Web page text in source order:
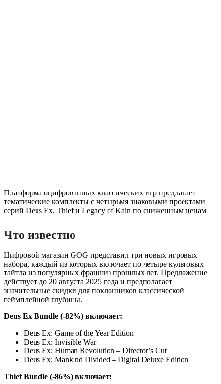
Платформа оцифрованных классических игр предлагает
тематические комплекты с четырьмя знаковыми проектами
серий Deus Ex, Thief и Legacy of Kain по сниженным ценам
Что известно
Цифровой магазин GOG представил три новых игровых
набора, каждый из которых включает по четыре культовых
тайтла из популярных франшиз прошлых лет. Предложение
действует до 20 августа 2025 года и предполагает
значительные скидки для поклонников классической
геймплейной глубины.
Deus Ex Bundle (-82%) включает:
Deus Ex: Game of the Year Edition
Deus Ex: Invisible War
Deus Ex: Human Revolution – Director’s Cut
Deus Ex: Mankind Divided – Digital Deluxe Edition
Thief Bundle (-86%) включает: